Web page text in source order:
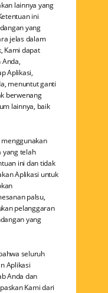
lainnya yang
ini
yang
jelas dalam
Kami dapat
Aplikasi,
menuntut ganti
berwenang
lainnya, baik
yang telah
ini dan tidak
Aplikasi untuk
palsu,
pelanggaran
yang
seluruh
Aplikasi
Anda dan
Kami dari